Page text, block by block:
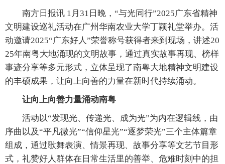
南方日报讯 1月31日晚，“与光同行”2025广东省精神
文明建设巡礼活动在广州华南农业大学丁颖礼堂举办。活
动邀请2025“广东好人”荣誉称号获得者来到现场，讲述20
25年南粤大地涌现的文明故事，通过真实故事再现、榜样
事迹分享等多元形式，立体呈现了南粤大地精神文明建设
的丰硕成果，让向上向善的力量在新时代持续涌动。
让向上向善力量涌动南粤
活动以“发现光、传递光、成为光”为内在逻辑线，由
序曲以及“平凡微光”“信仰星光”“逐梦荣光”三个主体篇章
组成，通过歌舞表演、情景再现、故事分享等文艺节目形
式，礼赞好人群体在日常生活里的善举、危难时刻中的担